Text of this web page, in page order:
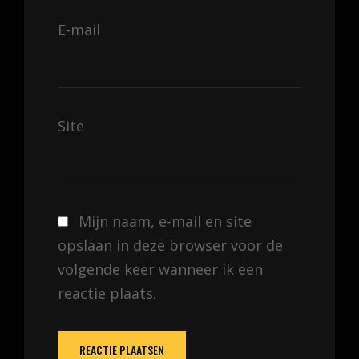
E-mail
Site
Mijn naam, e-mail en site
opslaan in deze browser voor de
volgende keer wanneer ik een
reactie plaats.